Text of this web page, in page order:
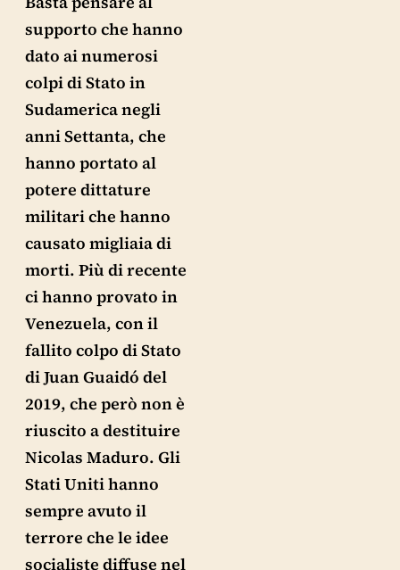
supporto che hanno
dato ai numerosi
colpi di Stato in
Sudamerica negli
anni Settanta, che
hanno portato al
potere dittature
militari che hanno
causato migliaia di
morti. Più di recente
ci hanno provato in
Venezuela, con il
fallito colpo di Stato
di Juan Guaidó del
2019, che però non è
riuscito a destituire
Nicolas Maduro. Gli
Stati Uniti hanno
sempre avuto il
terrore che le idee
socialiste diffuse nel